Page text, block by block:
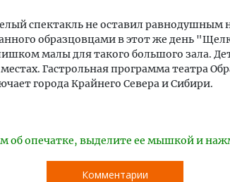
спектакль не оставил равнодушным
образцовцами в этот же день
малы для такого большого зала.
Гастрольная программа театра
города Крайнего Севера и Сибири.
об опечатке, выделите ее мышкой и
Комментарии